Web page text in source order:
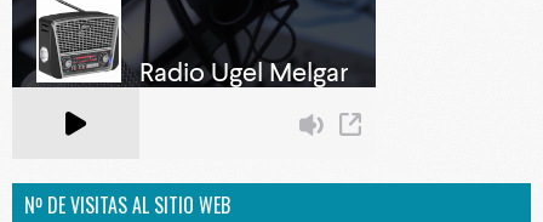
Nº DE VISITAS AL SITIO WEB